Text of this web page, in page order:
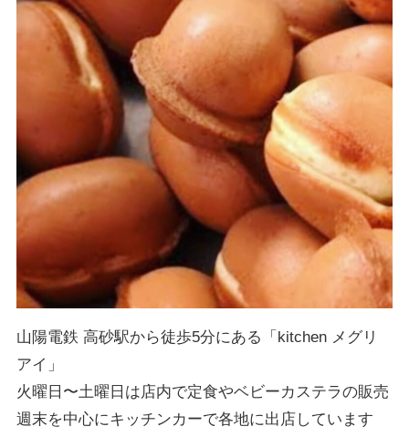
山陽電鉄 高砂駅から徒歩5分にある「kitchen メグリ
アイ」
火曜日〜土曜日は店内で定食やベビーカステラの販売
週末を中心にキッチンカーで各地に出店しています